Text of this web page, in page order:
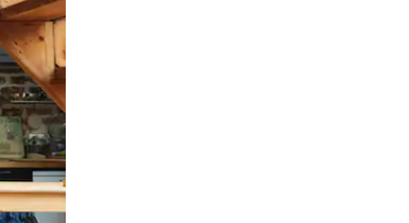
menggeser.